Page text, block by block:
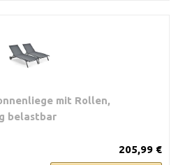
mit Rollen,
belastbar
205,99 €